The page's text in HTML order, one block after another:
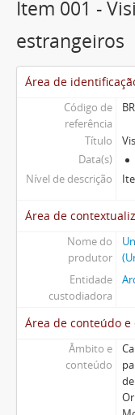
Item 001 -
estrangeiros
Área de
Código de
referência
Título
Data(s)
Nível de descrição
Área de
Nome do
produtor
Entidade
custodiadora
Área de conteúdo
Âmbito e
conteúdo